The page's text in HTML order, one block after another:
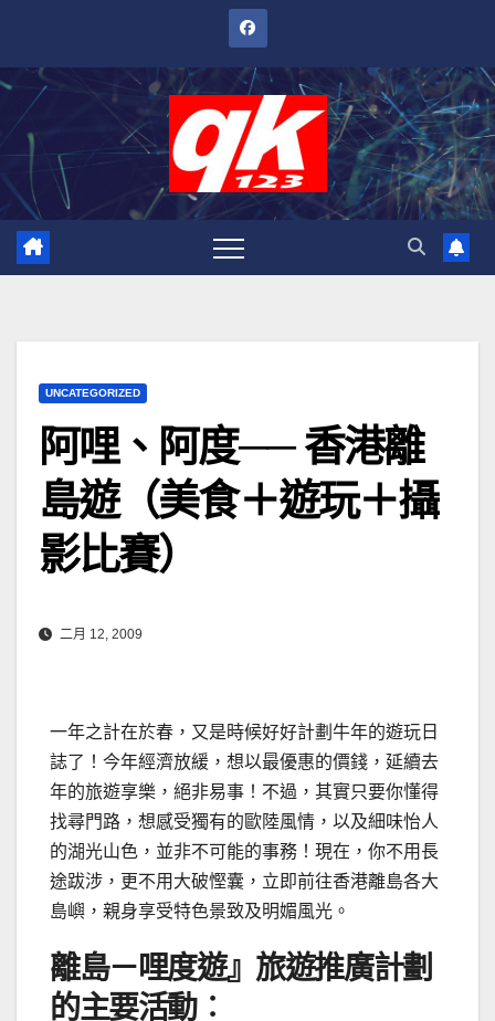
內
UNCATEGORIZED
阿哩、阿度── 香港離
島遊（美食＋遊玩＋攝
影比賽）
二月 12, 2009
一年之計在於春，又是時候好好計劃牛年的遊玩日
誌了！今年經濟放緩，想以最優惠的價錢，延續去
年的旅遊享樂，絕非易事！不過，其實只要你懂得
找尋門路，想感受獨有的歐陸風情，以及細味怡人
的湖光山色，並非不可能的事務！現在，你不用長
途跋涉，更不用大破慳囊，立即前往香港離島各大
島嶼，親身享受特色景致及明媚風光。
離島－哩度遊』旅遊推廣計劃
的主要活動︰